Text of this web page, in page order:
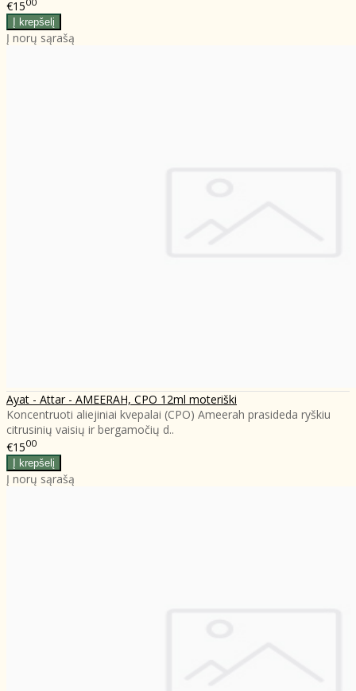
€15
Į norų sąrašą
Ayat - Attar - AMEERAH, CPO 12ml moteriški
Koncentruoti aliejiniai kvepalai (CPO) Ameerah prasideda ryškiu
citrusinių vaisių ir bergamočių d..
€1500
Į norų sąrašą